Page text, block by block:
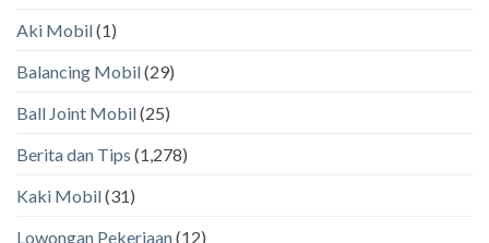
Aki Mobil(1)
Balancing Mobil(29)
Ball Joint Mobil(25)
Berita dan Tips (1,278)
Kaki Mobil(31)
Lowongan Pekerjaan(12)